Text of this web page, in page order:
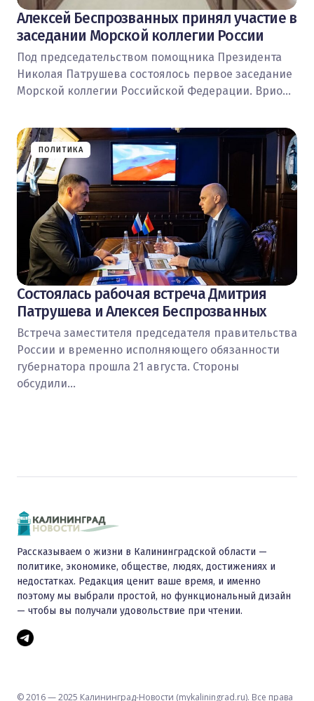
Алексей Беспрозванных принял участие в
заседании Морской коллегии России
Под председательством помощника Президента
Николая Патрушева состоялось первое заседание
Морской коллегии Российской Федерации. Врио…
ПОЛИТИКА
Состоялась рабочая встреча Дмитрия
Патрушева и Алексея Беспрозванных
Встреча заместителя председателя правительства
России и временно исполняющего обязанности
губернатора прошла 21 августа. Стороны
обсудили…
Рассказываем о жизни в Калининградской области —
политике, экономике, обществе, людях, достижениях и
недостатках. Редакция ценит ваше время, и именно
поэтому мы выбрали простой, но функциональный дизайн
— чтобы вы получали удовольствие при чтении.
© 2016 — 2025 Калининград-Новости (mykaliningrad.ru). Все права